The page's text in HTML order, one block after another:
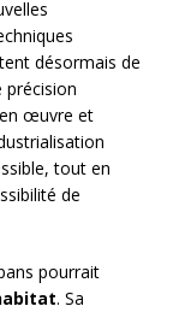
désormais de
précision
œuvre et
tout en
de
pourrait
. Sa